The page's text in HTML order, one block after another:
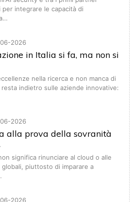
per integrare le capacità di
2026
in Italia si fa, ma non si
nella ricerca e non manca di
indietro sulle aziende innovative:
2026
alla prova della sovranità
significa rinunciare al cloud o alle
piuttosto di imparare a
2026